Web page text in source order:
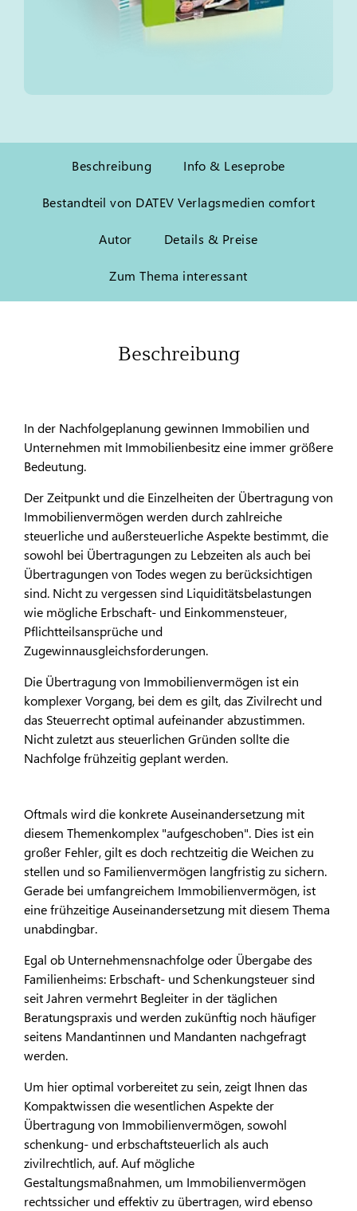
Beschreibung Info & Leseprobe
Bestandteil von DATEV Verlagsmedien comfort
Autor Details & Preise
Zum Thema interessant
Beschreibung
In der Nachfolgeplanung gewinnen Immobilien und
Unternehmen mit Immobilienbesitz eine immer größere
Bedeutung.
Der Zeitpunkt und die Einzelheiten der Übertragung von
Immobilienvermögen werden durch zahlreiche
steuerliche und außersteuerliche Aspekte bestimmt, die
sowohl bei Übertragungen zu Lebzeiten als auch bei
Übertragungen von Todes wegen zu berücksichtigen
sind. Nicht zu vergessen sind Liquiditätsbelastungen
wie mögliche Erbschaft- und Einkommensteuer,
Pflichtteilsansprüche und
Zugewinnausgleichsforderungen.
Die Übertragung von Immobilienvermögen ist ein
komplexer Vorgang, bei dem es gilt, das Zivilrecht und
das Steuerrecht optimal aufeinander abzustimmen.
Nicht zuletzt aus steuerlichen Gründen sollte die
Nachfolge frühzeitig geplant werden.
Oftmals wird die konkrete Auseinandersetzung mit
diesem Themenkomplex "aufgeschoben". Dies ist ein
großer Fehler, gilt es doch rechtzeitig die Weichen zu
stellen und so Familienvermögen langfristig zu sichern.
Gerade bei umfangreichem Immobilienvermögen, ist
eine frühzeitige Auseinandersetzung mit diesem Thema
unabdingbar.
Egal ob Unternehmensnachfolge oder Übergabe des
Familienheims: Erbschaft- und Schenkungsteuer sind
seit Jahren vermehrt Begleiter in der täglichen
Beratungspraxis und werden zukünftig noch häufiger
seitens Mandantinnen und Mandanten nachgefragt
werden.
Um hier optimal vorbereitet zu sein, zeigt Ihnen das
Kompaktwissen die wesentlichen Aspekte der
Übertragung von Immobilienvermögen, sowohl
schenkung- und erbschaftsteuerlich als auch
zivilrechtlich, auf. Auf mögliche
Gestaltungsmaßnahmen, um Immobilienvermögen
rechtssicher und effektiv zu übertragen, wird ebenso